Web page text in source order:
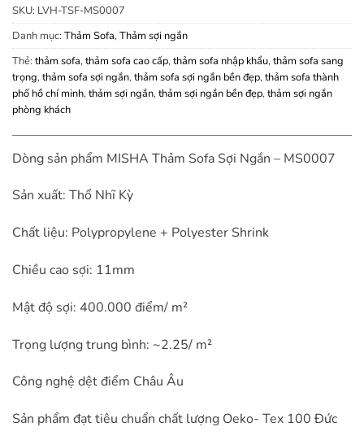
SKU: LVH-TSF-MS0007
Danh mục: Thảm Sofa, Thảm sợi ngắn
Thẻ: thảm sofa, thảm sofa cao cấp, thảm sofa nhập khẩu, thảm sofa sang
trọng, thảm sofa sợi ngắn, thảm sofa sợi ngắn bền đẹp, thảm sofa thành
phố hồ chí minh, thảm sợi ngắn, thảm sợi ngắn bền đẹp, thảm sợi ngắn
phòng khách
Dòng sản phẩm MISHA Thảm Sofa Sợi Ngắn – MS0007
Sản xuất: Thổ Nhĩ Kỳ
Chất liệu: Polypropylene + Polyester Shrink
Chiều cao sợi: 11mm
Mật độ sợi: 400.000 điểm/ m²
Trọng lượng trung bình: ~2.25/ m²
Công nghệ dệt điểm Châu Âu
Sản phẩm đạt tiêu chuẩn chất lượng Oeko- Tex 100 Đức